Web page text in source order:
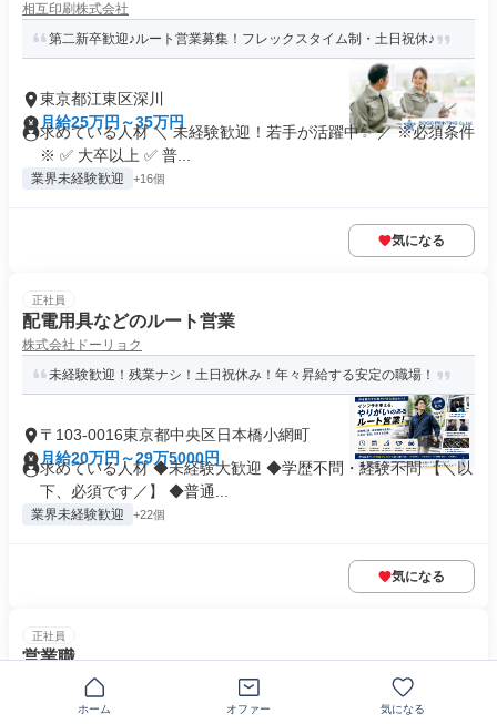
相互印刷株式会社
第二新卒歓迎♪ルート営業募集！フレックスタイム制・土日祝休♪
東京都江東区深川
月給25万円～35万円
求めている人材 ＼ 未経験歓迎！若手が活躍中✨ ／ ※必須条件
※ ✅ 大卒以上 ✅ 普...
業界未経験歓迎 +16個
気になる
正社員
配電用具などのルート営業
株式会社ドーリョク
未経験歓迎！残業ナシ！土日祝休み！年々昇給する安定の職場！
〒103-0016東京都中央区日本橋小網町
月給20万円～29万5000円
求めている人材 ◆未経験大歓迎 ◆学歴不問・経験不問 【＼以
下、必須です／】 ◆普通...
業界未経験歓迎 +22個
気になる
正社員
営業職
医療法人社団立靖会
【月収33万円以上】✨土日休み✨賞与年2回✨ノルマなし✨
ホーム オファー 気になる